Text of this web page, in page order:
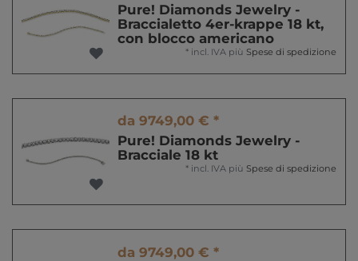
Pure! Diamonds Jewelry -
Braccialetto 4er-krappe 18 kt,
con blocco americano
* incl. IVA più Spese di spedizione
da 9749,00 € *
Pure! Diamonds Jewelry -
Bracciale 18 kt
* incl. IVA più Spese di spedizione
da 9749,00 € *